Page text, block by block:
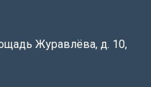
Журавлёва, д. 10,